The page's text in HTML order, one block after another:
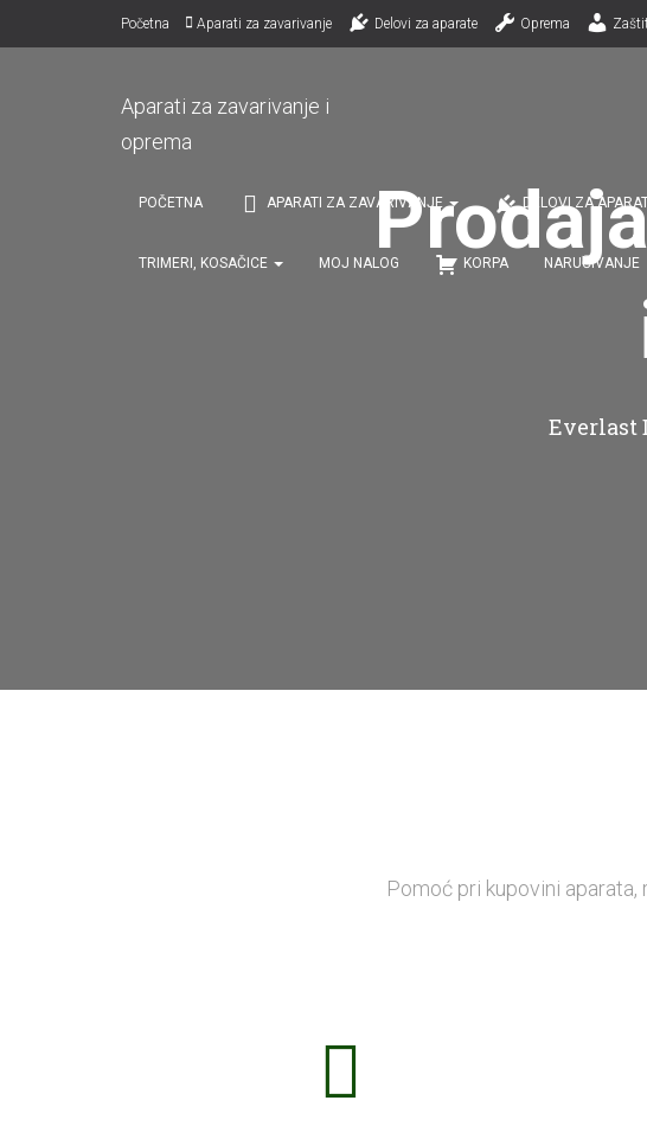
Početna Aparati za zavarivanje Delovi za aparate Oprema
Aparati za zavarivanje i
oprema
POČETNA APARATI ZA ZAVARIVANJE DELOVI ZA
TRIMERI, KOSAČICE MOJ NALOG KORPA NARUČIVANJE
Everlast
Pomoć pri kupovini